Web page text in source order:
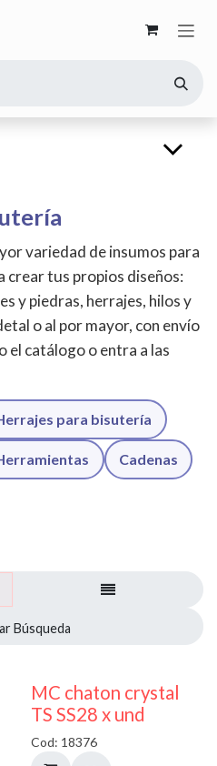
variedad de insumos para
crear tus propios diseños:
y piedras, herrajes, hilos y
o al por mayor, con envío
el catálogo o entra a las
para bisutería
Cadenas
MC chaton crystal
TS SS28 x und
Cod: 18376